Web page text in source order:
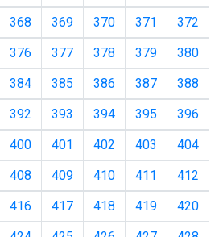
368 369 370 371
372
376 377 378 379
380
384 385 386 387
388
392 393 394 395
396
400 401 402 403
404
408 409 410 411
412
416 417 418 419
420